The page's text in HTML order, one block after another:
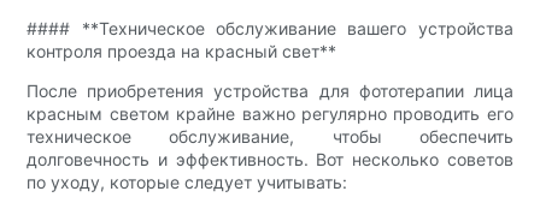
#### **Техническое обслуживание вашего устройства
контроля проезда на красный свет**
После приобретения устройства для фототерапии лица
красным светом крайне важно регулярно проводить его
техническое обслуживание, чтобы обеспечить
долговечность и эффективность. Вот несколько советов
по уходу, которые следует учитывать: